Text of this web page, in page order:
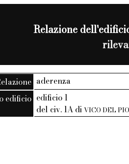
Relazione
aderenza
edificio edificio 1
del civ. 1A diVICO DEL